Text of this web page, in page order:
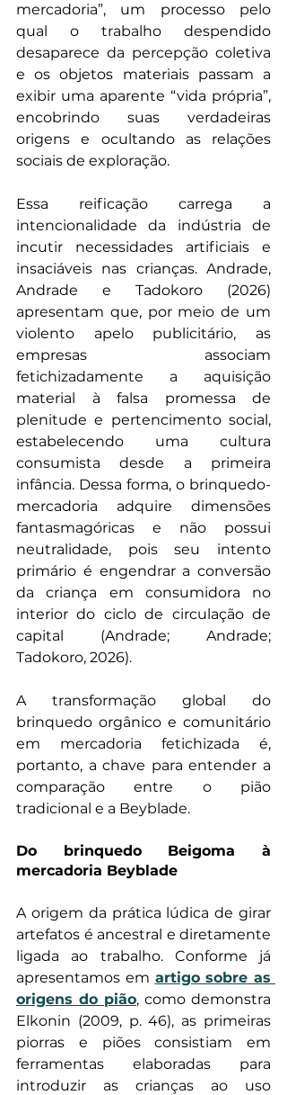
mercadoria”, um processo pelo
qual o trabalho despendido
desaparece da percepção coletiva
e os objetos materiais passam a
exibir uma aparente “vida própria”,
encobrindo suas verdadeiras
origens e ocultando as relações
sociais de exploração.
Essa reificação carrega a
intencionalidade da indústria de
incutir necessidades artificiais e
insaciáveis nas crianças. Andrade,
Andrade e Tadokoro (2026)
apresentam que, por meio de um
violento apelo publicitário, as
empresas associam
fetichizadamente a aquisição
material à falsa promessa de
plenitude e pertencimento social,
estabelecendo uma cultura
consumista desde a primeira
infância. Dessa forma, o brinquedo-
mercadoria adquire dimensões
fantasmagóricas e não possui
neutralidade, pois seu intento
primário é engendrar a conversão
da criança em consumidora no
interior do ciclo de circulação de
capital (Andrade; Andrade;
Tadokoro, 2026).
A transformação global do
brinquedo orgânico e comunitário
em mercadoria fetichizada é,
portanto, a chave para entender a
comparação entre o pião
tradicional e a Beyblade.
Do brinquedo Beigoma à
mercadoria Beyblade
A origem da prática lúdica de girar
artefatos é ancestral e diretamente
ligada ao trabalho. Conforme já
apresentamos em artigo sobre as
origens do pião, como demonstra
Elkonin (2009, p. 46), as primeiras
piorras e piões consistiam em
ferramentas elaboradas para
introduzir as crianças ao uso